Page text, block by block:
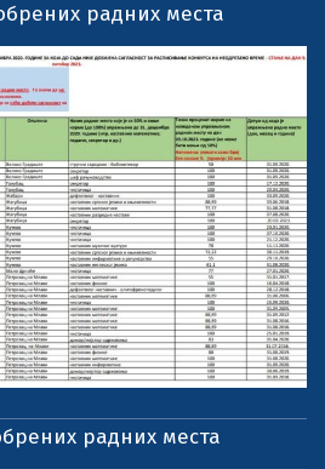
радних места
радних места